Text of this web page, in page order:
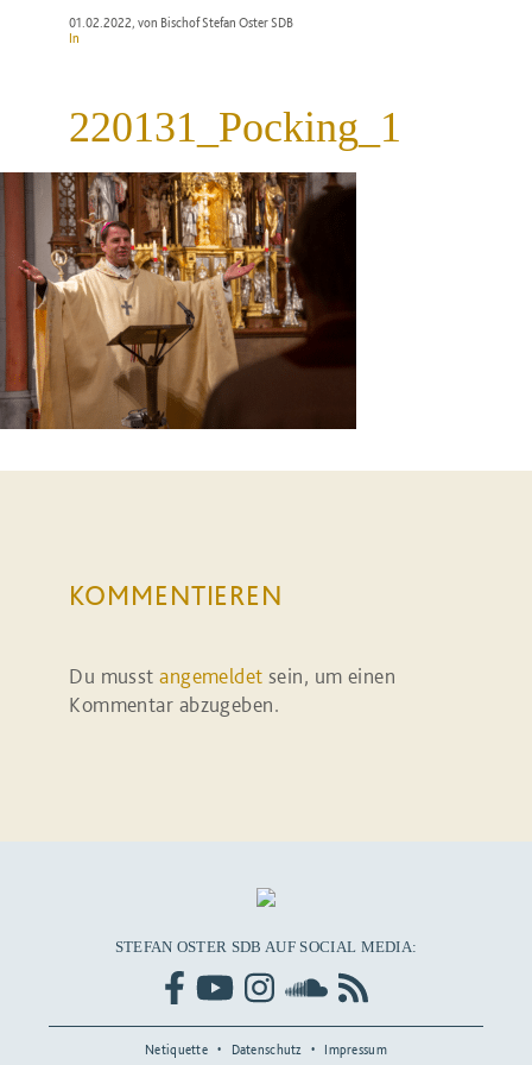
01.02.2022, von Bischof Stefan Oster SDB
In
220131_Pocking_1
KOMMENTIEREN
Du musstangemeldet sein, um einen
Kommentar abzugeben.
STEFAN OSTER SDB AUF SOCIAL MEDIA:
Netiquette Datenschutz Impressum